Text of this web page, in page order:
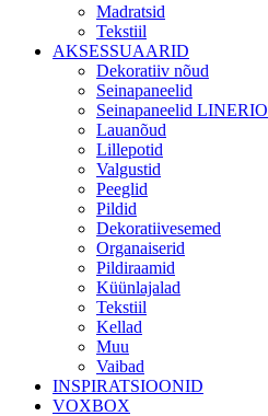
Madratsid
Tekstiil
AKSESSUAARID
Dekoratiiv nõud
Seinapaneelid
Seinapaneelid LINERIO
Lauanõud
Lillepotid
Valgustid
Peeglid
Pildid
Dekoratiivesemed
Organaiserid
Pildiraamid
Küünlajalad
Tekstiil
Kellad
Muu
Vaibad
INSPIRATSIOONID
VOXBOX